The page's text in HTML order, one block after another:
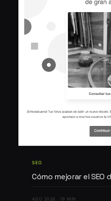
SEO
Cómo mejorar el SEO
AGO 2026 · 19 MIN